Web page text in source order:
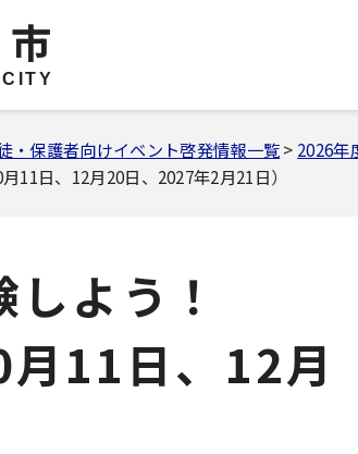
・保護者向けイベント啓発情報一覧> 2026
11日、12月20日、2027年2月21日）
よう！
11日、12月